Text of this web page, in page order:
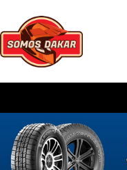
contenido